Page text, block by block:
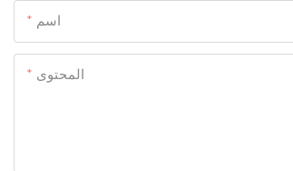
اسم
المحتوى